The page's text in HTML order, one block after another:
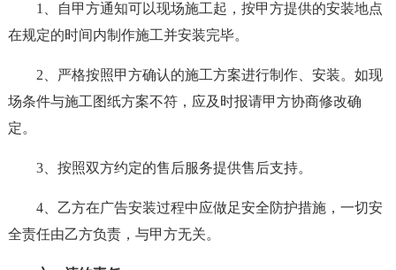
1、自甲方通知可以现场施工起，按甲方提供的安装地点
在规定的时间内制作施工并安装完毕。
2、严格按照甲方确认的施工方案进行制作、安装。如现
场条件与施工图纸方案不符，应及时报请甲方协商修改确
定。
3、按照双方约定的售后服务提供售后支持。
4、乙方在广告安装过程中应做足安全防护措施，一切安
全责任由乙方负责，与甲方无关。